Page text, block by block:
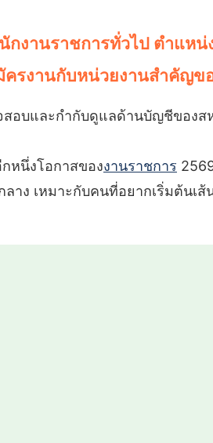
งานราชการทั่วไป ตำแห
รงานกับหน่วยงานสำคัญข
บและกำกับดูแลด้านบัญชีของส
หนึ่งโอกาสของงานราชการ
ง เหมาะกับคนที่อยากเริ่มต้นเ